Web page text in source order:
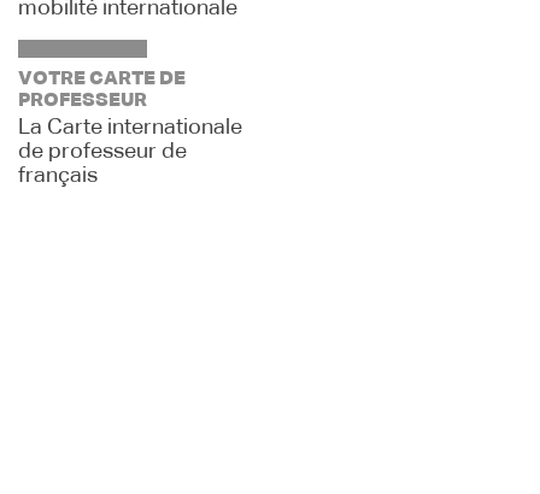
mobilité internationale
VOTRE CARTE DE
PROFESSEUR
La Carte internationale
de professeur de
français